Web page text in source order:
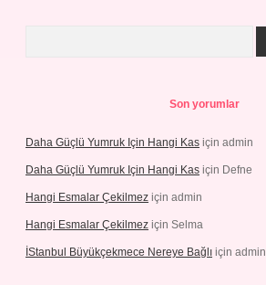
Son yorumlar
Daha Güçlü Yumruk Için Hangi Kas için admin
Daha Güçlü Yumruk Için Hangi Kas için Defne
Hangi Esmalar Çekilmez için admin
Hangi Esmalar Çekilmez için Selma
İStanbul Büyükçekmece Nereye Bağlı için admin